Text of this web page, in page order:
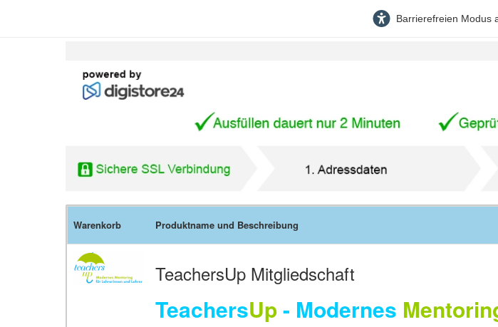
Barrierefreien Modus
Warenkorb Produktname und Beschreibung
TeachersUp Mitgliedschaft
TeachersUp- Modernes